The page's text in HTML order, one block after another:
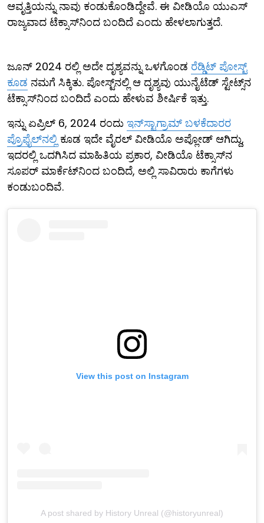
ಆವೃತ್ತಿಯನ್ನು ನಾವು ಕಂಡುಕೊಂಡಿದ್ದೇವೆ. ಈ ವೀಡಿಯೊ ಯುಎಸ್
ರಾಜ್ಯವಾದ ಟೆಕ್ಸಾಸ್‌ನಿಂದ ಬಂದಿದೆ ಎಂದು ಹೇಳಲಾಗುತ್ತದೆ.
ಜೂನ್ 2024 ರಲ್ಲಿ ಅದೇ ದೃಶ್ಯವನ್ನು ಒಳಗೊಂಡ ರೆಡ್ಡಿಟ್ ಪೋಸ್ಟ್
ಕೂಡ ನಮಗೆ ಸಿಕ್ಕಿತು. ಪೋಸ್ಟ್‌ನಲ್ಲಿ ಆ ದೃಶ್ಯವು ಯುನೈಟೆಡ್ ಸ್ಟೇಟ್ಸ್‌ನ
ಟೆಕ್ಸಾಸ್‌ನಿಂದ ಬಂದಿದೆ ಎಂದು ಹೇಳುವ ಶೀರ್ಷಿಕೆ ಇತ್ತು.
ಇನ್ನು ಏಪ್ರಿಲ್ 6, 2024 ರಂದು ಇನ್‌ಸ್ಟಾಗ್ರಾಮ್ ಬಳಕೆದಾರರ
ಪ್ರೊಫೈಲ್‌ನಲ್ಲಿ ಕೂಡ ಇದೇ ವೈರಲ್ ವೀಡಿಯೊ ಅಪ್ಲೋಡ್ ಆಗಿದ್ದು,
ಇದರಲ್ಲಿ ಒದಗಿಸಿದ ಮಾಹಿತಿಯ ಪ್ರಕಾರ, ವೀಡಿಯೊ ಟೆಕ್ಸಾಸ್‌ನ
ಸೂಪರ್‌ ಮಾರ್ಕೆಟ್‌ನಿಂದ ಬಂದಿದೆ, ಅಲ್ಲಿ ಸಾವಿರಾರು ಕಾಗೆಗಳು
ಕಂಡುಬಂದಿವೆ.
View this post on Instagram
A post shared by History Unreal (@historyunreal)